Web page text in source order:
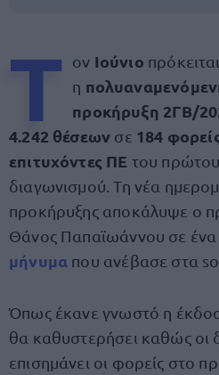
Τ ον Ιούνιο
η
προκήρυξη 2ΓΒ/
4.242 θέσεων σε 184
επιτυχόντες ΠΕ του
διαγωνισμού. Τη νέα
προκήρυξης αποκάλυψε ο
Θάνος Παπαϊωάννου σε ένα
μήνυμα που ανέβασε στα
Όπως έκανε γνωστό η
θα καθυστερήσει καθώς οι
επισημάνει οι φορείς στο